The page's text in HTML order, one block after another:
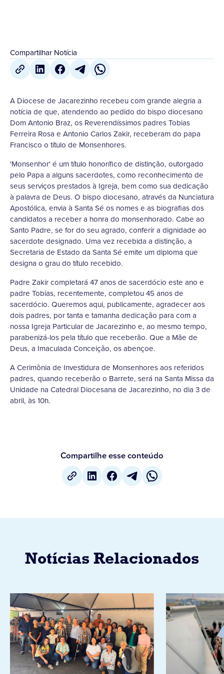
Compartilhar Notícia
A Diocese de Jacarezinho recebeu com grande alegria a
notícia de que, atendendo ao pedido do bispo diocesano
Dom Antonio Braz, os Reverendíssimos padres Tobias
Ferreira Rosa e Antonio Carlos Zakir, receberam do papa
Francisco o título de Monsenhores.
'Monsenhor' é um título honorífico de distinção, outorgado
pelo Papa a alguns sacerdotes, como reconhecimento de
seus serviços prestados à Igreja, bem como sua dedicação
à palavra de Deus. O bispo diocesano, através da Nunciatura
Apostólica, envia à Santa Sé os nomes e as biografias dos
candidatos a receber a honra do monsenhorado. Cabe ao
Santo Padre, se for do seu agrado, conferir a dignidade ao
sacerdote designado. Uma vez recebida a distinção, a
Secretaria de Estado da Santa Sé emite um diploma que
designa o grau do título recebido.
Padre Zakir completará 47 anos de sacerdócio este ano e
padre Tobias, recentemente, completou 45 anos de
sacerdócio. Queremos aqui, publicamente, agradecer aos
dois padres, por tanta e tamanha dedicação para com a
nossa Igreja Particular de Jacarezinho e, ao mesmo tempo,
parabenizá-los pela título que receberão. Que a Mãe de
Deus, a Imaculada Conceição, os abençoe.
A Cerimônia de Investidura de Monsenhores aos referidos
padres, quando receberão o Barrete, será na Santa Missa da
Unidade na Catedral Diocesana de Jacarezinho, no dia 3 de
abril, às 10h.
Compartilhe esse conteúdo
Notícias Relacionados